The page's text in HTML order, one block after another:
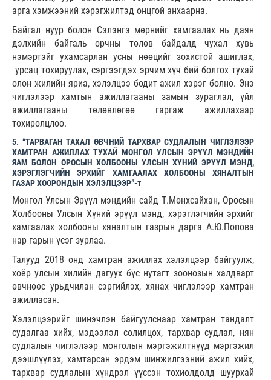
арга хэмжээний хэрэгжилтэд онцгой анхаарна.
Байгал нуур болон Сэлэнгэ мөрнийг хамгаалах нь даян
дэлхийн байгаль орчны төлөв байдалд чухал хувь
нэмэртэйг ухамсарлан усны нөөцийг зохистой ашиглах,
урсац тохируулах, сэргээгдэх эрчим хүч бий болгох тухай
олон жилийн яриа, хэлэлцээ бодит ажил хэрэг болно. Энэ
чиглэлээр хамтын ажиллагааны замын зураглал, үйл
ажиллагааны төлөвлөгөө гаргаж ажиллахаар
тохиролцлоо.
5. “ТАРВАГАН ТАХАЛ ӨВЧНИЙ ТАРХВАР СУДЛАЛЫН ЧИГЛЭЛЭЭР
ХАМТРАН АЖИЛЛАХ ТУХАЙ МОНГОЛ УЛСЫН ЭРҮҮЛ МЭНДИЙН
ЯАМ БОЛОН ОРОСЫН ХОЛБООНЫ УЛСЫН ХҮНИЙ ЭРҮҮЛ МЭНД,
ХЭРЭГЛЭГЧИЙН ЭРХИЙГ ХАМГААЛАХ ХОЛБООНЫ ХЯНАЛТЫН
ГАЗАР ХООРОНДЫН ХЭЛЭЛЦЭЭР”-т
Монгол Улсын Эрүүл мэндийн сайд Т.Мөнхсайхан, Оросын
Холбооны Улсын Хүний эрүүл мэнд, хэрэглэгчийн эрхийг
хамгаалах холбооны хяналтын газрын дарга А.Ю.Попова
нар гарын үсэг зурлаа.
Талууд 2018 онд хамтран ажиллах хэлэлцээр байгуулж,
хоёр улсын хилийн дагуух бүс нутагт зоонозын халдварт
өвчнөөс урьдчилан сэргийлэх, хянах чиглэлээр хамтран
ажилласан.
Хэлэлцээрийг шинэчлэн байгуулснаар хамтран тандалт
судалгаа хийх, мэдээлэл солилцох, тархвар судлал, нян
судлалын чиглэлээр монголын мэргэжилтнүүд мэргэжил
дээшлүүлэх, хамтарсан эрдэм шинжилгээний ажил хийх,
тархвар судлалын хүндрэл үүссэн тохиолдолд шуурхай